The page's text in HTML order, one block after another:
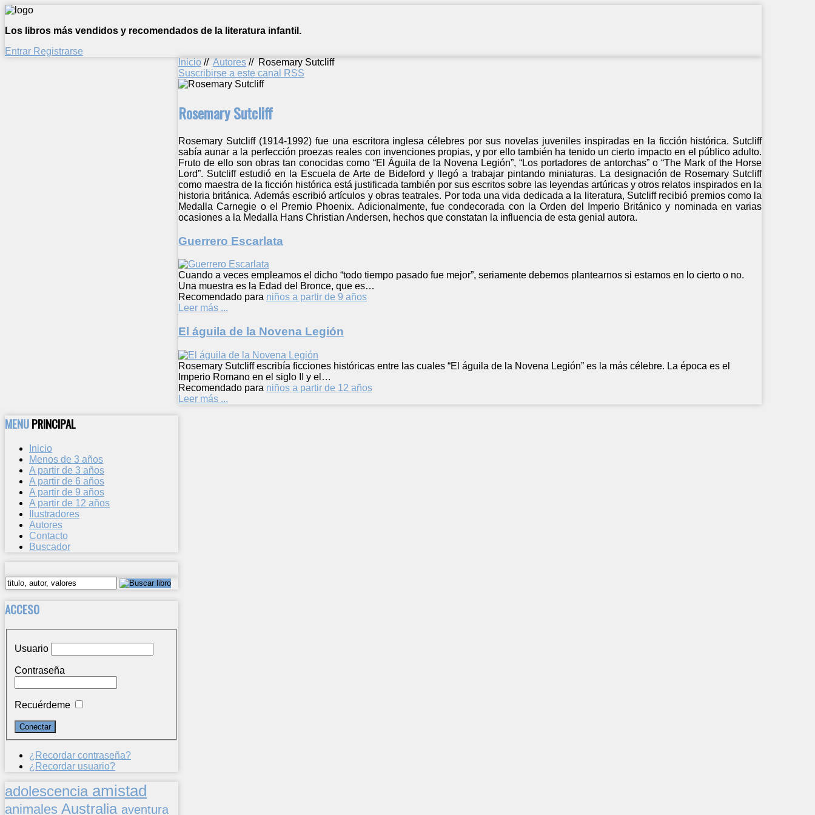
Los libros más vendidos y recomendados de la literatura infantil.
Entrar Registrarse
Inicio // Autores // Rosemary Sutcliff
Suscribirse a este canal RSS
Rosemary Sutcliff
Rosemary Sutcliff (1914-1992) fue una escritora inglesa célebres por sus novelas juveniles inspiradas en la ficción histórica. Sutcliff
sabía aunar a la perfección proezas reales con invenciones propias, y por ello también ha tenido un cierto impacto en el público adulto.
Fruto de ello son obras tan conocidas como “El Águila de la Novena Legión”, “Los portadores de antorchas” o “The Mark of the Horse
Lord”. Sutcliff estudió en la Escuela de Arte de Bideford y llegó a trabajar pintando miniaturas. La designación de Rosemary Sutcliff
como maestra de la ficción histórica está justificada también por sus escritos sobre las leyendas artúricas y otros relatos inspirados en la
historia británica. Además escribió artículos y obras teatrales. Por toda una vida dedicada a la literatura, Sutcliff recibió premios como la
Medalla Carnegie o el Premio Phoenix. Adicionalmente, fue condecorada con la Orden del Imperio Británico y nominada en varias
ocasiones a la Medalla Hans Christian Andersen, hechos que constatan la influencia de esta genial autora.
Guerrero Escarlata
Cuando a veces empleamos el dicho “todo tiempo pasado fue mejor”, seriamente debemos plantearnos si estamos en lo cierto o no.
Una muestra es la Edad del Bronce, que es…
Recomendado para niños a partir de 9 años
Leer más ...
El águila de la Novena Legión
Rosemary Sutcliff escribía ficciones históricas entre las cuales “El águila de la Novena Legión” es la más célebre. La época es el
Imperio Romano en el siglo II y el…
Recomendado para niños a partir de 12 años
Leer más ...
MENUPRINCIPAL
Inicio
Menos de 3 años
A partir de 3 años
A partir de 6 años
A partir de 9 años
A partir de 12 años
Ilustradores
Autores
Contacto
Buscador
ACCESO
Usuario
Contraseña
Recuérdeme
¿Recordar contraseña?
¿Recordar usuario?
adolescencia amistad
animales Australia aventura